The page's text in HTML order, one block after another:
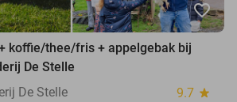
favorite_border
koffie/thee/fris + appelgebak bij
De Stelle
De Stelle
9.7 star